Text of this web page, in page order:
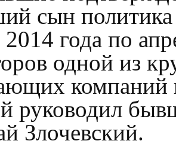
сын политика
2014 года по
одной из
компаний
руководил
Злочевский.